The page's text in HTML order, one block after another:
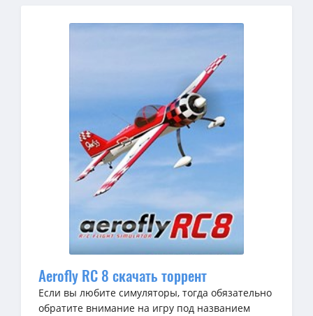
Aerofly RC 8 скачать торрент
Если вы любите симуляторы, тогда обязательно
обратите внимание на игру под названием